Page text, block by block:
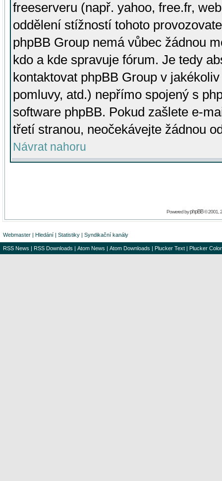
freeserveru (např. yahoo, free.fr,
oddělení stížností tohoto
phpBB Group nemá vůbec žádnou
kdo a kde spravuje fórum. Je tedy
kontaktovat phpBB Group v
pomluvy, atd.) nepřímo spojený s
software phpBB. Pokud zašlete e-
třetí stranou, neočekávejte žádnou
Návrat nahoru
Powered byphpBB© 2001,
Webmaster | Hledání | Statistiky | Syndikační kanály
RSS News | RSS Downloads | Atom News | Atom Downloads | Plucker Text | Plucker Color